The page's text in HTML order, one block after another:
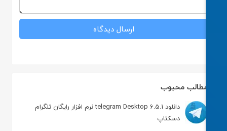
محبوب
دانلود telegram Desktop 6.5.1 نرم افزار رایگان تلگرام
دسکتاپ